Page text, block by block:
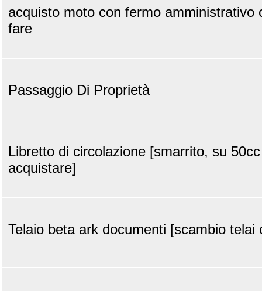
acquisto moto con fermo amministrativo
fare
Passaggio Di Proprietà
Libretto di circolazione [smarrito, su
acquistare]
Telaio beta ark documenti [scambio telai